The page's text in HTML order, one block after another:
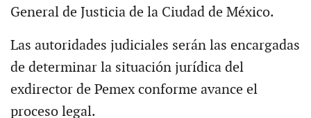
General de Justicia de la Ciudad de México.
Las autoridades judiciales serán las encargadas
de determinar la situación jurídica del
exdirector de Pemex conforme avance el
proceso legal.